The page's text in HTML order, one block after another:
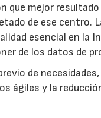
que mejor
de ese centro.
esencial en la
de los datos de
de
ágiles y la